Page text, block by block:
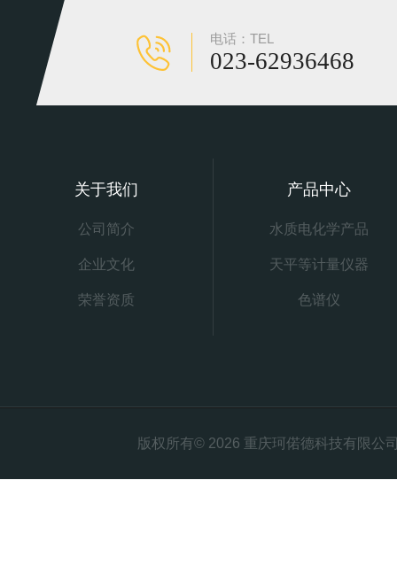
电话：TEL
023-62936468
关于我们
公司简介
企业文化
荣誉资质
产品中心
水质电化学产品
天平等计量仪器
色谱仪
版权所有© 2026 重庆珂偌德科技有限